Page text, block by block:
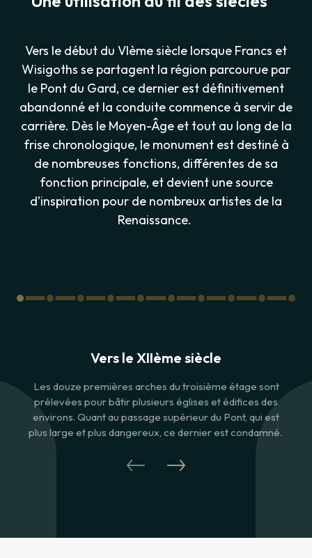
Vers le début du VIème siècle lorsque Francs et
Wisigoths se partagent la région parcourue par
le Pont du Gard, ce dernier est définitivement
abandonné et la conduite commence à servir de
carrière. Dès le Moyen-Âge et tout au long de la
frise chronologique, le monument est destiné à
de nombreuses fonctions, différentes de sa
fonction principale, et devient une source
d’inspiration pour de nombreux artistes de la
Renaissance.
Vers le XIIème siècle
Les douze premières arches du troisième étage sont
prélevées pour bâtir plusieurs églises et édifices des
environs. Quant au passage supérieur du Pont, qui est
plus large et plus dangereux, ce dernier est condamné.